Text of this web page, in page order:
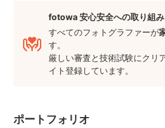
その写真がご家族の中で1番でなくて
なくても、日常の何気ない自然な表
なってこの先何度も見返してしまう写
く写真、星を見つめる様につい見入っ
.
fotowa 安心安全への取り組み
すべてのフォトグラファーが
す。
厳しい審査と技術試験にクリ
イト登録しています。
ポートフォリオ